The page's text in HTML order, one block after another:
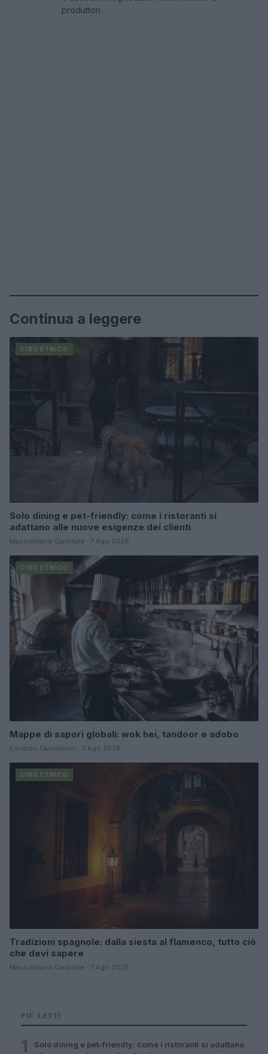
produttori.
Continua a leggere
CIBO ETNICO
Solo dining e pet-friendly: come i ristoranti si
adattano alle nuove esigenze dei clienti
Massimiliano Cardinale · 7 Ago 2026
CIBO ETNICO
Mappe di sapori globali: wok hei, tandoor e adobo
Edoardo Castellucci · 7 Ago 2026
CIBO ETNICO
Tradizioni spagnole: dalla siesta al flamenco, tutto ciò
che devi sapere
Massimiliano Cardinale · 7 Ago 2026
PIÙ LETTI
1
Solo dining e pet-friendly: come i ristoranti si adattano